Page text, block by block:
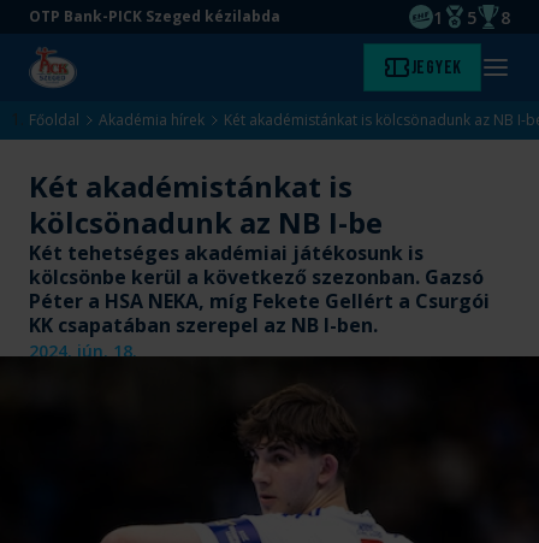
Ugrás
tartalomra
Ugrás
aljára
OTP Bank-PICK Szeged kézilabda
EHF
1
Magyar
5 8
Kezdőlap Jegyek Menü
Főoldal Akadémia hírek Két akadémistánkat is kölcsönadunk az NB I-
Két akadémistánkat is
kölcsönadunk az NB I-be
Két tehetséges akadémiai játékosunk is
kölcsönbe kerül a következő szezonban. Gazsó
Péter a HSA NEKA, míg Fekete Gellért a Csurgói
KK csapatában szerepel az NB I-ben.
2024. jún. 18.